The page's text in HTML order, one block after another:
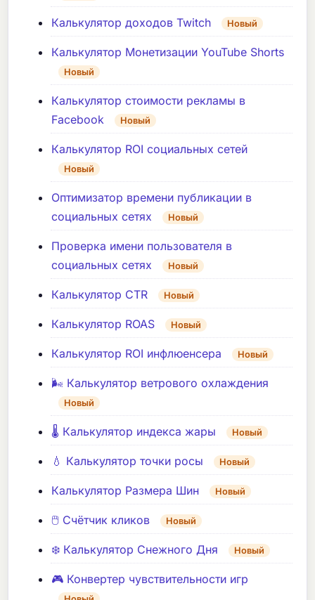
Калькулятор доходов Twitch Новый
Калькулятор Монетизации YouTube Shorts
Новый
Калькулятор стоимости рекламы в
Facebook
Новый
Калькулятор ROI социальных сетей
Новый
Оптимизатор времени публикации в
социальных сетях
Новый
Проверка имени пользователя в
социальных сетях
Новый
Калькулятор CTR Новый
Калькулятор ROAS Новый
Калькулятор ROI инфлюенсера Новый
🌬️ Калькулятор ветрового охлаждения
Новый
🌡️ Калькулятор индекса жары Новый
💧 Калькулятор точки росы Новый
Калькулятор Размера Шин Новый
🖱️ Счётчик кликов Новый
❄️ Калькулятор Снежного Дня Новый
🎮 Конвертер чувствительности игр